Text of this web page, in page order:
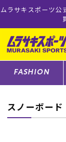
ムラサキスポーツ
ゲスト様
ログ
FASHION
スノーボー